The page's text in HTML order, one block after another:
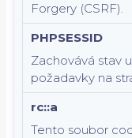
Forgery (CSRF).
PHPSESSID
Zachovává stav
požadavky na
rc::a
Tento soubor